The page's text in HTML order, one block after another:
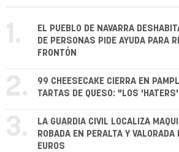
1.
EL PUEBLO DE NAVARRA
DE PERSONAS PIDE AYUDA PARA
FRONTÓN
2.
99 CHEESECAKE CIERRA EN
TARTAS DE QUESO: "LOS
3.
LA GUARDIA CIVIL LOCALIZA
ROBADA EN PERALTA Y
EUROS